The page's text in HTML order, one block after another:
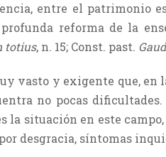
entre el patrimonio
reforma de la
totius, n. 15; Const. past.
vasto y exigente que,
no pocas
situación en este
desgracia, síntomas